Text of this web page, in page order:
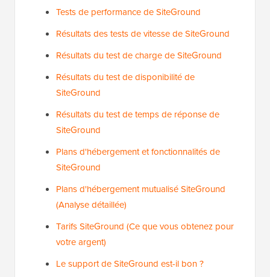
Tests de performance de SiteGround
Résultats des tests de vitesse de SiteGround
Résultats du test de charge de SiteGround
Résultats du test de disponibilité de
SiteGround
Résultats du test de temps de réponse de
SiteGround
Plans d'hébergement et fonctionnalités de
SiteGround
Plans d'hébergement mutualisé SiteGround
(Analyse détaillée)
Tarifs SiteGround (Ce que vous obtenez pour
votre argent)
Le support de SiteGround est-il bon ?